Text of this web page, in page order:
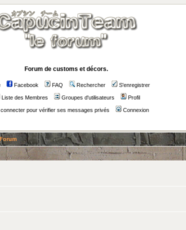
Forum de customs et décors.
Facebook FAQ Rechercher S'enregistrer
Liste des Membres Groupes d'utilisateurs Profil
pour vérifier ses messages privés Connexion